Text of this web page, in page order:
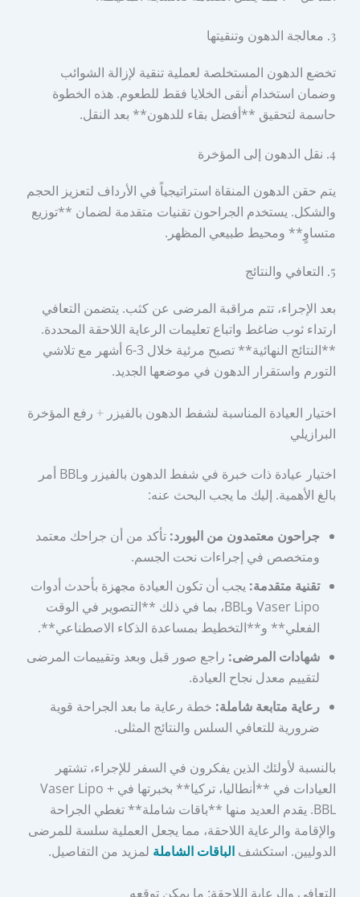
3. معالجة الدهون وتنقيتها
تخضع الدهون المستخلصة لعملية تنقية لإزالة الشوائب
وضمان استخدام أنقى الخلايا فقط للطعوم. هذه الخطوة
حاسمة لتحقيق **أفضل بقاء للدهون** بعد النقل.
4. نقل الدهون إلى المؤخرة
يتم حقن الدهون المنقاة استراتيجياً في الأرداف لتعزيز الحجم
والشكل. يستخدم الجراحون تقنيات متقدمة لضمان **توزيع
متساوٍ** ومحيط طبيعي المظهر.
5. التعافي والنتائج
بعد الإجراء، تتم مراقبة المرضى عن كثب. يتضمن التعافي
ارتداء ثوب ضاغط واتباع تعليمات الرعاية اللاحقة المحددة.
**النتائج النهائية** تصبح مرئية خلال 3-6 أشهر مع تلاشي
التورم واستقرار الدهون في موضعها الجديد.
اختيار العيادة المناسبة لشفط الدهون بالفيزر + رفع المؤخرة
البرازيلي
اختيار عيادة ذات خبرة في شفط الدهون بالفيزر وBBL أمر
بالغ الأهمية. إليك ما يجب البحث عنه:
جراحون معتمدون من البورد: تأكد من أن جراحك معتمد
ومتخصص في إجراءات نحت الجسم.
تقنية متقدمة: يجب أن تكون العيادة مجهزة بأحدث أدوات
Vaser Lipo وBBL، بما في ذلك **التصوير في الوقت
الفعلي** و**التخطيط بمساعدة الذكاء الاصطناعي**.
شهادات المرضى: راجع صور قبل وبعد وتقييمات المرضى
لتقييم معدل نجاح العيادة.
رعاية متابعة شاملة: خطة رعاية ما بعد الجراحة قوية
ضرورية للتعافي السلس والنتائج المثلى.
بالنسبة لأولئك الذين يفكرون في السفر للإجراء، تشتهر
العيادات في **أنطاليا، تركيا** بخبرتها في Vaser Lipo +
BBL. يقدم العديد منها **باقات شاملة** تغطي الجراحة
والإقامة والرعاية اللاحقة، مما يجعل العملية سلسة للمرضى
الدوليين. استكشفالباقات الشاملة لمزيد من التفاصيل.
التعافي والرعاية اللاحقة: ما يمكن توقعه